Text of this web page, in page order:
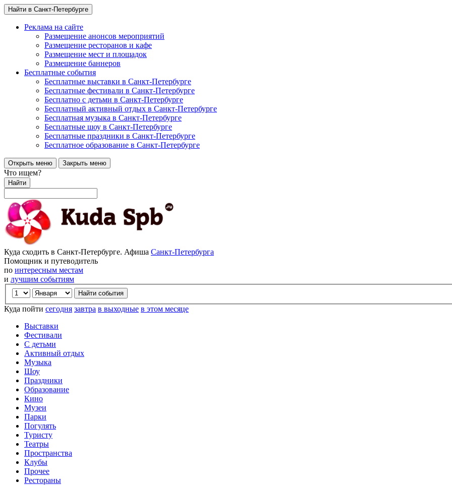
Найти в Санкт-Петербурге
Реклама на сайте
Размещение анонсов мероприятий
Размещение ресторанов и кафе
Размещение мест и площадок
Размещение баннеров
Бесплатные события
Бесплатные выставки в Санкт-Петербурге
Бесплатные фестивали в Санкт-Петербурге
Бесплатно с детьми в Санкт-Петербурге
Бесплатный активный отдых в Санкт-Петербурге
Бесплатная музыка в Санкт-Петербурге
Бесплатные шоу в Санкт-Петербурге
Бесплатные праздники в Санкт-Петербурге
Бесплатное образование в Санкт-Петербурге
Открыть меню Закрыть меню
Что ищем?
Найти
Куда сходить в Санкт-Петербурге. Афиша Санкт-Петербурга
Помощник и путеводитель
по интересным местам
и лучшим событиям
Куда пойти сегодня завтра в выходные в этом месяце
Выставки
Фестивали
С детьми
Активный отдых
Музыка
Шоу
Праздники
Образование
Кино
Музеи
Парки
Погулять
Туристу
Театры
Пространства
Клубы
Прочее
Рестораны